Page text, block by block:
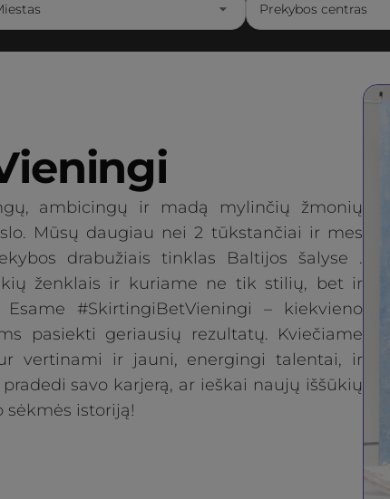
Prekybos centras
ambicingų ir madą mylinčių žmonių
Mūsų daugiau nei 2 tūkstančiai ir mes
drabužiais tinklas Baltijos šalyse .
ženklais ir kuriame ne tik stilių, bet ir
#SkirtingiBetVieningi – kiekvieno
pasiekti geriausių rezultatų. Kviečiame
vertinami ir jauni, energingi talentai, ir
savo karjerą, ar ieškai naujų iššūkių
sėkmės istoriją!